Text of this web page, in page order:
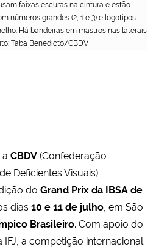
faixas escuras na cintura e estão
números grandes (2, 1 e 3) e logotipos
Há bandeiras em mastros nas laterais
Taba Benedicto/CBDV
a CBDV (Confederação
Deficientes Visuais)
do Grand Prix da IBSA de
dias 10 e 11 de julho, em São
Brasileiro. Com apoio do
a competição internacional